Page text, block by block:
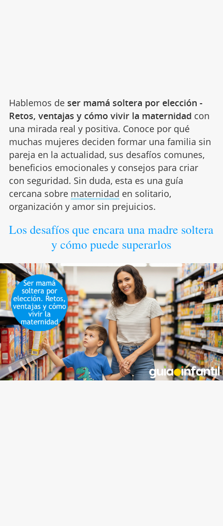
Hablemos de ser mamá soltera por elección -
Retos, ventajas y cómo vivir la maternidad con
una mirada real y positiva. Conoce por qué
muchas mujeres deciden formar una familia sin
pareja en la actualidad, sus desafíos comunes,
beneficios emocionales y consejos para criar
con seguridad. Sin duda, esta es una guía
cercana sobre maternidad en solitario,
organización y amor sin prejuicios.
Los desafíos que encara una madre soltera
y cómo puede superarlos